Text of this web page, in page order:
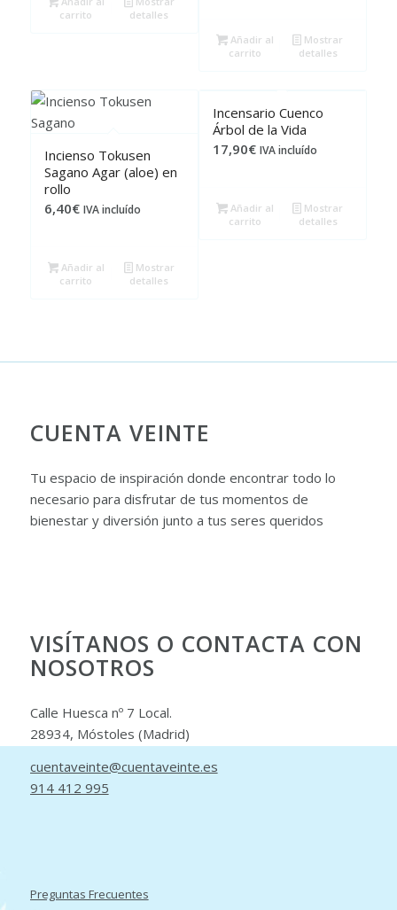
carrito
detalles
16,60€. 14,00€.
Añadir al
carrito
Mostrar
detalles
Incienso Tokusen
Sagano Agar (aloe) en
rollo
6,40€ IVA incluído
Añadir al
carrito
Mostrar
detalles
Incensario Cuenco
Árbol de la Vida
17,90€ IVA incluído
Añadir al
carrito
Mostrar
detalles
CUENTA VEINTE
Tu espacio de inspiración donde encontrar todo lo
necesario para disfrutar de tus momentos de
bienestar y diversión junto a tus seres queridos
VISÍTANOS O CONTACTA CON
NOSOTROS
Calle Huesca nº 7 Local.
28934, Móstoles (Madrid)
cuentaveinte@cuentaveinte.es
914 412 995
Preguntas Frecuentes